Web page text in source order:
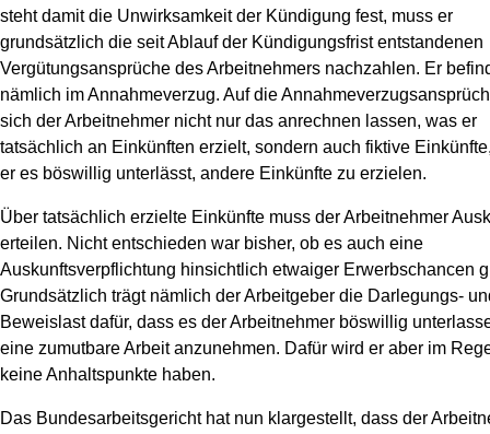
steht damit die Unwirksamkeit der Kündigung fest, muss er
grundsätzlich die seit Ablauf der Kündigungsfrist entstandenen
Vergütungsansprüche des Arbeitnehmers nachzahlen. Er
nämlich im Annahmeverzug. Auf die
sich der Arbeitnehmer nicht nur das anrechnen lassen, was er
tatsächlich an Einkünften erzielt, sondern auch fiktive
er es böswillig unterlässt, andere Einkünfte zu erzielen.
Über tatsächlich erzielte Einkünfte muss der Arbeitnehmer
erteilen. Nicht entschieden war bisher, ob es auch eine
Auskunftsverpflichtung hinsichtlich etwaiger Erwerbschancen
Grundsätzlich trägt nämlich der Arbeitgeber die Darlegungs-
Beweislast dafür, dass es der Arbeitnehmer böswillig
eine zumutbare Arbeit anzunehmen. Dafür wird er aber im
keine Anhaltspunkte haben.
Das Bundesarbeitsgericht hat nun klargestellt, dass der